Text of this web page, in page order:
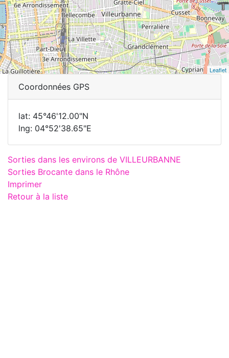
Leaflet
Coordonnées GPS
lat: 45°46'12.00"N
lng: 04°52'38.65"E
Sorties dans les environs de VILLEURBANNE
Sorties Brocante dans le Rhône
Imprimer
Retour à la liste